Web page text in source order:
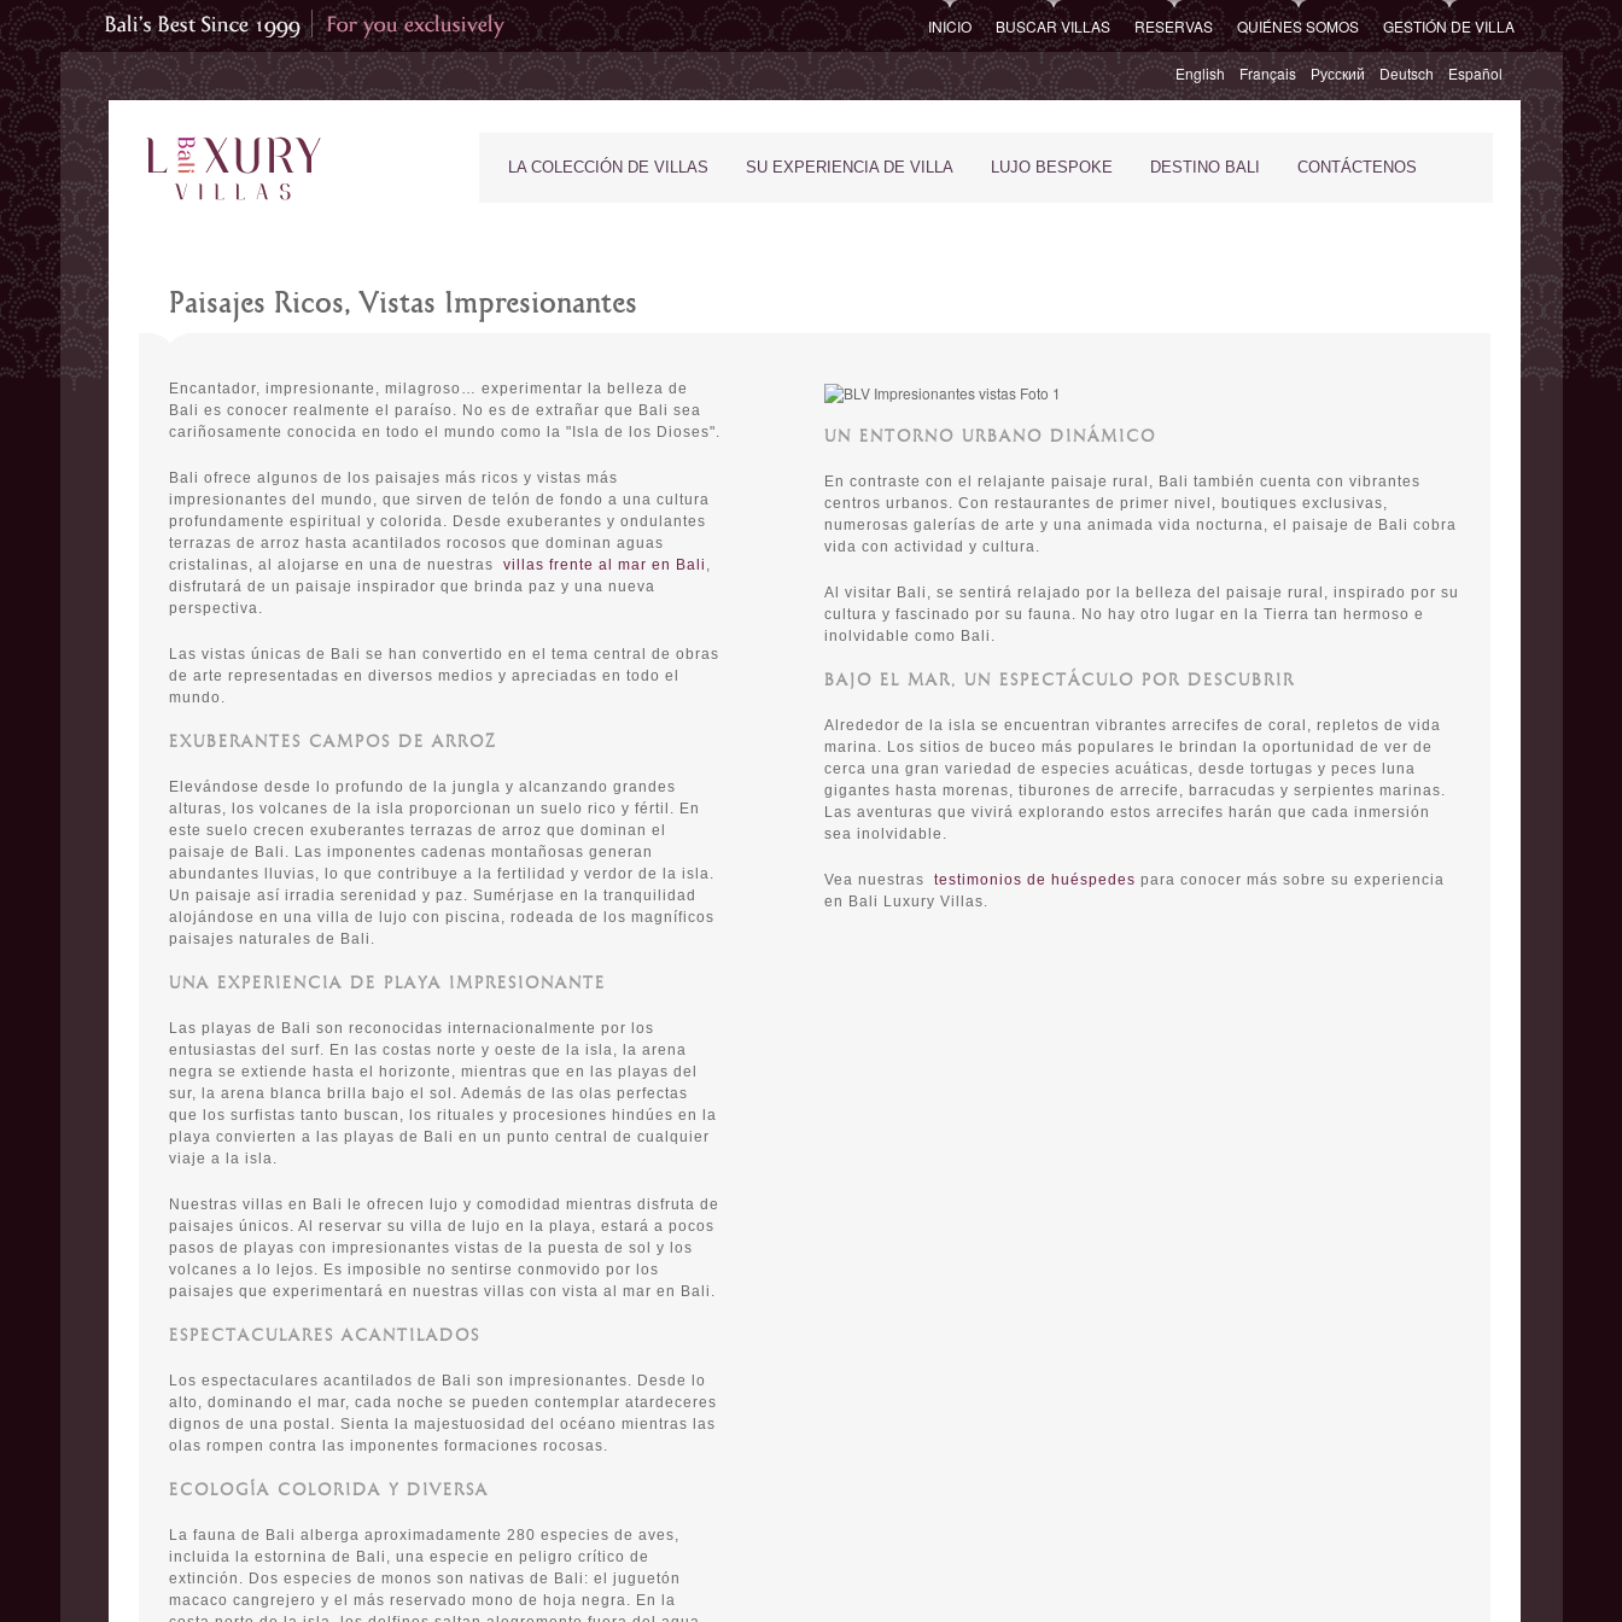
INICIO BUSCAR VILLAS RESERVAS QUIÉNES SOMOS GESTIÓN DE VILLA
English Français Русский Deutsch Español
LA COLECCIÓN DE VILLAS SU EXPERIENCIA DE VILLA LUJO BESPOKE DESTINO BALI CONTÁCTENOS
Paisajes Ricos, Vistas Impresionantes
Encantador, impresionante, milagroso… experimentar la belleza de
Bali es conocer realmente el paraíso. No es de extrañar que Bali sea
cariñosamente conocida en todo el mundo como la "Isla de los Dioses".
Bali ofrece algunos de los paisajes más ricos y vistas más
impresionantes del mundo, que sirven de telón de fondo a una cultura
profundamente espiritual y colorida. Desde exuberantes y ondulantes
terrazas de arroz hasta acantilados rocosos que dominan aguas
cristalinas, al alojarse en una de nuestras villas frente al mar en Bali ,
disfrutará de un paisaje inspirador que brinda paz y una nueva
perspectiva.
Las vistas únicas de Bali se han convertido en el tema central de obras
de arte representadas en diversos medios y apreciadas en todo el
mundo.
EXUBERANTES CAMPOS DE ARROZ
Elevándose desde lo profundo de la jungla y alcanzando grandes
alturas, los volcanes de la isla proporcionan un suelo rico y fértil. En
este suelo crecen exuberantes terrazas de arroz que dominan el
paisaje de Bali. Las imponentes cadenas montañosas generan
abundantes lluvias, lo que contribuye a la fertilidad y verdor de la isla.
Un paisaje así irradia serenidad y paz. Sumérjase en la tranquilidad
alojándose en una villa de lujo con piscina, rodeada de los magníficos
paisajes naturales de Bali.
UNA EXPERIENCIA DE PLAYA IMPRESIONANTE
Las playas de Bali son reconocidas internacionalmente por los
entusiastas del surf. En las costas norte y oeste de la isla, la arena
negra se extiende hasta el horizonte, mientras que en las playas del
sur, la arena blanca brilla bajo el sol. Además de las olas perfectas
que los surfistas tanto buscan, los rituales y procesiones hindúes en la
playa convierten a las playas de Bali en un punto central de cualquier
viaje a la isla.
Nuestras villas en Bali le ofrecen lujo y comodidad mientras disfruta de
paisajes únicos. Al reservar su villa de lujo en la playa, estará a pocos
pasos de playas con impresionantes vistas de la puesta de sol y los
volcanes a lo lejos. Es imposible no sentirse conmovido por los
paisajes que experimentará en nuestras villas con vista al mar en Bali.
ESPECTACULARES ACANTILADOS
Los espectaculares acantilados de Bali son impresionantes. Desde lo
alto, dominando el mar, cada noche se pueden contemplar atardeceres
dignos de una postal. Sienta la majestuosidad del océano mientras las
olas rompen contra las imponentes formaciones rocosas.
ECOLOGÍA COLORIDA Y DIVERSA
La fauna de Bali alberga aproximadamente 280 especies de aves,
incluida la estornina de Bali, una especie en peligro crítico de
extinción. Dos especies de monos son nativas de Bali: el juguetón
macaco cangrejero y el más reservado mono de hoja negra. En la
UN ENTORNO URBANO DINÁMICO
En contraste con el relajante paisaje rural, Bali también cuenta con vibrantes
centros urbanos. Con restaurantes de primer nivel, boutiques exclusivas,
numerosas galerías de arte y una animada vida nocturna, el paisaje de Bali cobra
vida con actividad y cultura.
Al visitar Bali, se sentirá relajado por la belleza del paisaje rural, inspirado por su
cultura y fascinado por su fauna. No hay otro lugar en la Tierra tan hermoso e
inolvidable como Bali.
BAJO EL MAR, UN ESPECTÁCULO POR DESCUBRIR
Alrededor de la isla se encuentran vibrantes arrecifes de coral, repletos de vida
marina. Los sitios de buceo más populares le brindan la oportunidad de ver de
cerca una gran variedad de especies acuáticas, desde tortugas y peces luna
gigantes hasta morenas, tiburones de arrecife, barracudas y serpientes marinas.
Las aventuras que vivirá explorando estos arrecifes harán que cada inmersión
sea inolvidable.
Vea nuestrastestimonios de huéspedes para conocer más sobre su experiencia
en Bali Luxury Villas.